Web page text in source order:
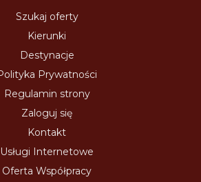
Szukaj oferty
Kierunki
Destynacje
Prywatności
Regulamin strony
Zaloguj się
Kontakt
Usługi Internetowe
Oferta Współpracy